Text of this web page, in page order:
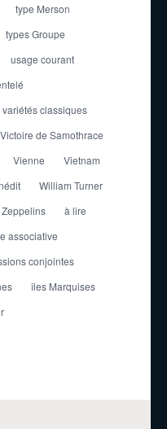
type Merson
types Groupe
usage courant
variétés classiques
Victoire de Samothrace
Vienne
Vietnam
William Turner
Zeppelins
à lire
associative
conjointes
îles Marquises